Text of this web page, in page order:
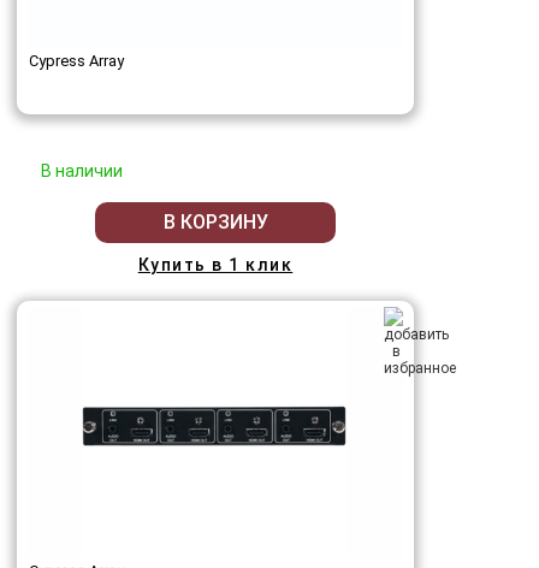
Cypress Array
В наличии
В КОРЗИНУ
Купить в 1 клик